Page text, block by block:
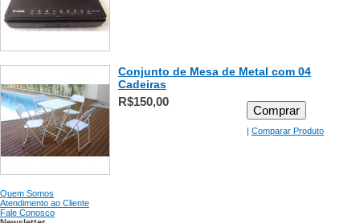
Conjunto de Mesa de Metal com 04
Cadeiras
R$150,00
Comprar
| Comparar Produto
Quem Somos
Atendimento ao Cliente
Fale Conosco